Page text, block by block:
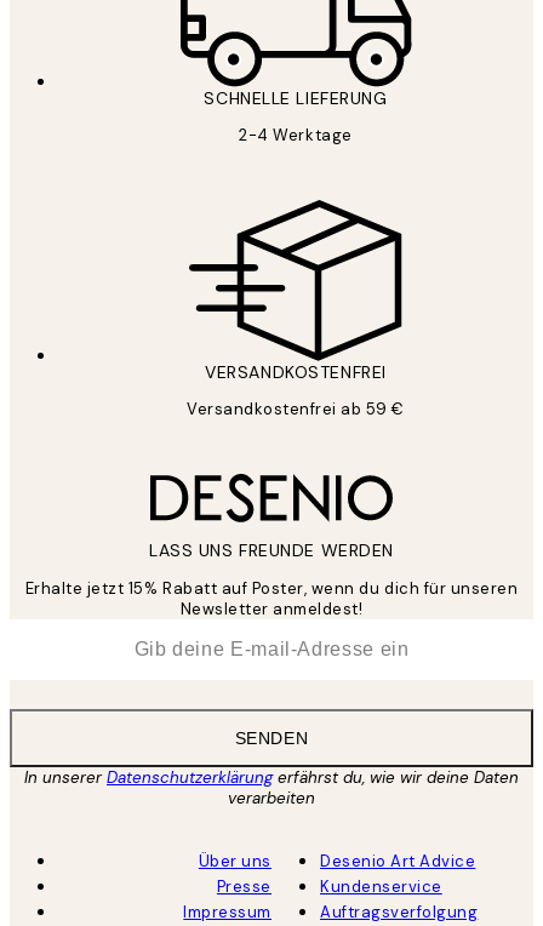
SCHNELLE LIEFERUNG
2-4 Werktage
VERSANDKOSTENFREI
Versandkostenfrei ab 59 €
LASS UNS FREUNDE WERDEN
Erhalte jetzt 15% Rabatt auf Poster, wenn du dich für unseren
Newsletter anmeldest!
SENDEN
In unsererDatenschutzerklärungerfährst du, wie wir deine Daten
verarbeiten
Über uns
Presse
Impressum
Desenio Art Advice
Kundenservice
Auftragsverfolgung